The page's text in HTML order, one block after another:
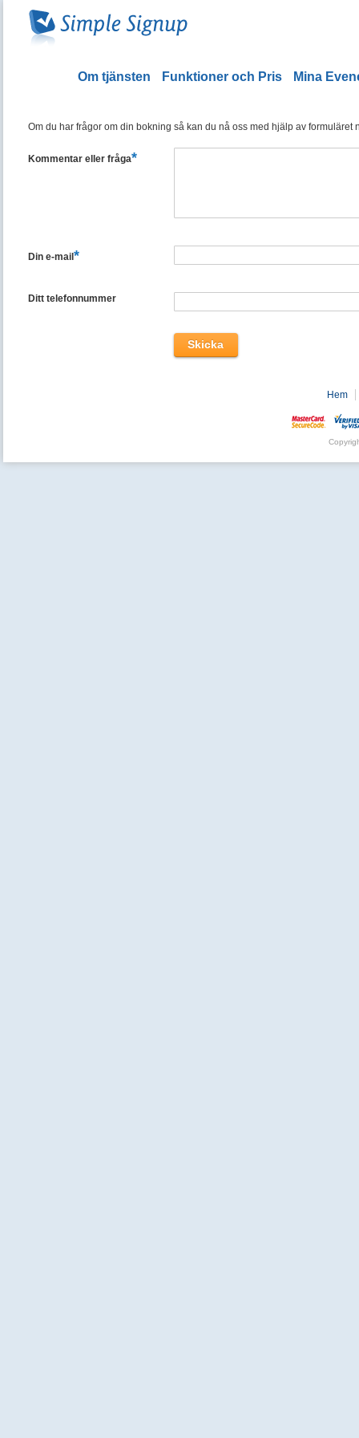
Om tjänsten Funktioner och Pris Mina
Om du har frågor om din bokning så kan du nå oss med hjälp av formuläret
Kommentar eller fråga*
Din e-mail*
Ditt telefonnummer
Hem